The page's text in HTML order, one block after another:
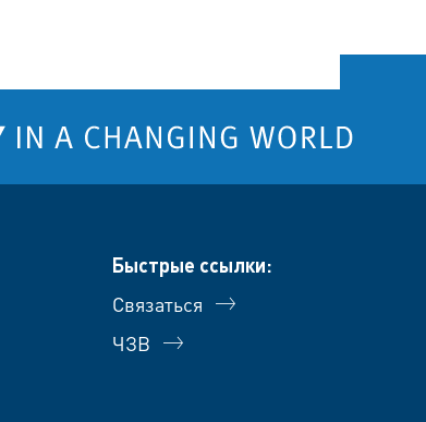
Быстрые ссылки:
Связаться
ЧЗВ